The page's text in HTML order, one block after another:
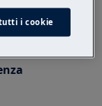
lo
a quando
di caffè.
i cookie